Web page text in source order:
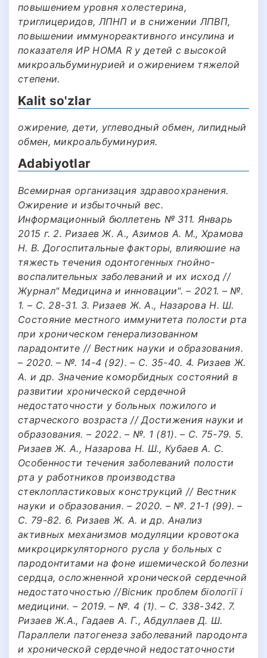
повышением уровня холестерина,
триглицеридов, ЛПНП и в снижении ЛПВП,
повышении иммунореактивного инсулина и
показателя ИР НОМА R у детей с высокой
микроальбуминурией и ожирением тяжелой
степени.
Kalit so'zlar
ожирение, дети, углеводный обмен, липидный
обмен, микроальбуминурия.
Adabiyotlar
Всемирная организация здравоохранения.
Ожирение и избыточный вес.
Информационный бюллетень № 311. Январь
2015 г. 2. Ризаев Ж. А., Азимов А. М., Храмова
Н. В. Догоспитальные факторы, влияюшие на
тяжесть течения одонтогенных гнойно-
воспалительных заболеваний и их исход //
Журнал" Медицина и инновации". – 2021. – №.
1. – С. 28-31. 3. Ризаев Ж. А., Назарова Н. Ш.
Состояние местного иммунитета полости рта
при хроническом генерализованном
парадонтите // Вестник науки и образования.
– 2020. – №. 14-4 (92). – С. 35-40. 4. Ризаев Ж.
А. и др. Значение коморбидных состояний в
развитии хронической сердечной
недостаточности у больных пожилого и
старческого возраста // Достижения науки и
образования. – 2022. – №. 1 (81). – С. 75-79. 5.
Ризаев Ж. А., Назарова Н. Ш., Кубаев А. С.
Особенности течения заболеваний полости
рта у работников производства
стеклопластиковых конструкций // Вестник
науки и образования. – 2020. – №. 21-1 (99). –
С. 79-82. 6. Ризаев Ж. А. и др. Анализ
активных механизмов модуляции кровотока
микроциркуляторного русла у больных с
пародонтитами на фоне ишемической болезни
сердца, осложненной хронической сердечной
недостаточностью //Вісник проблем біології і
медицини. – 2019. – №. 4 (1). – С. 338-342. 7.
Ризаев Ж.А., Гадаев А. Г., Абдуллаев Д. Ш.
Параллели патогенеза заболеваний пародонта
и хронической сердечной недостаточности